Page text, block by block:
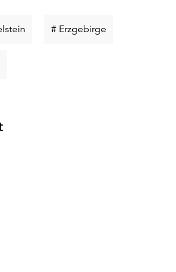
Schlüsselwort
# Erzgebirge